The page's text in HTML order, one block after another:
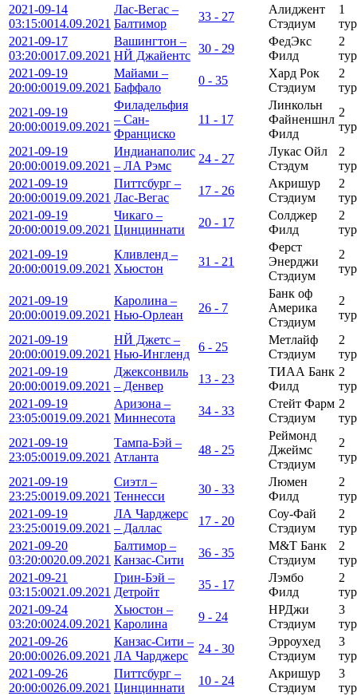
2021-09-14
03:15:0014.09.2021
Лас-Вегас –
Балтимор
33 - 27
Алиджент
Стэдиум
1
тур
2021-09-17
03:20:0017.09.2021
Вашингтон –
НЙ Джайентс
30 - 29
ФедЭкс
Филд
2
тур
2021-09-19
20:00:0019.09.2021
Майами –
Баффало
0 - 35
Хард Рок
Стэдиум
2
тур
2021-09-19
20:00:0019.09.2021
Филадельфия
– Сан-
Франциско
11 - 17
Линкольн
Файненшнл
Филд
2
тур
2021-09-19
20:00:0019.09.2021
Индианаполис
– ЛА Рэмс
24 - 27
Лукаc Ойл
Стэдум
2
тур
2021-09-19
20:00:0019.09.2021
Питтсбург –
Лас-Вегас
17 - 26
Акришур
Стэдиум
2
тур
2021-09-19
20:00:0019.09.2021
Чикаго –
Цинциннати
20 - 17
Солджер
Филд
2
тур
2021-09-19
20:00:0019.09.2021
Кливленд –
Хьюстон
31 - 21
Ферст
Энерджи
Стэдиум
2
тур
2021-09-19
20:00:0019.09.2021
Каролина –
Нью-Орлеан
26 - 7
Банк оф
Америка
Стэдиум
2
тур
2021-09-19
20:00:0019.09.2021
НЙ Джетс –
Нью-Ингленд
6 - 25
Метлайф
Стэдиум
2
тур
2021-09-19
20:00:0019.09.2021
Джексонвиль
– Денвер
13 - 23
ТИАА Банк
Филд
2
тур
2021-09-19
23:05:0019.09.2021
Аризона –
Миннесота
34 - 33
Стейт Фарм
Стэдиум
2
тур
2021-09-19
23:05:0019.09.2021
Тампа-Бэй –
Атланта
48 - 25
Реймонд
Джеймс
Стэдиум
2
тур
2021-09-19
23:25:0019.09.2021
Сиэтл –
Теннесси
30 - 33
Люмен
Филд
2
тур
2021-09-19
23:25:0019.09.2021
ЛА Чарджерс
– Даллас
17 - 20
Соу-Фай
Стэдиум
2
тур
2021-09-20
03:20:0020.09.2021
Балтимор –
Канзас-Сити
36 - 35
М&Т Банк
Стэдиум
2
тур
2021-09-21
03:15:0021.09.2021
Грин-Бэй –
Детройт
35 - 17
Лэмбо
Филд
2
тур
2021-09-24
03:20:0024.09.2021
Хьюстон –
Каролина
9 - 24
НРДжи
Стэдиум
3
тур
2021-09-26
20:00:0026.09.2021
Канзас-Сити –
ЛА Чарджерс
24 - 30
Эрроухед
Стэдиум
3
тур
2021-09-26
20:00:0026.09.2021
Питтсбург –
Цинциннати
10 - 24
Акришур
Стэдиум
3
тур